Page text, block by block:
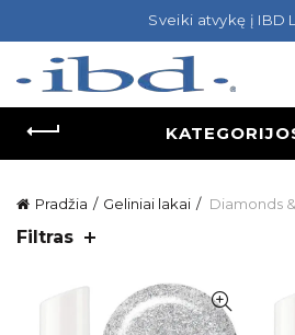
Sveiki atvykę į IBD
Pradžia Geliniai lakai Diamonds
Filtras